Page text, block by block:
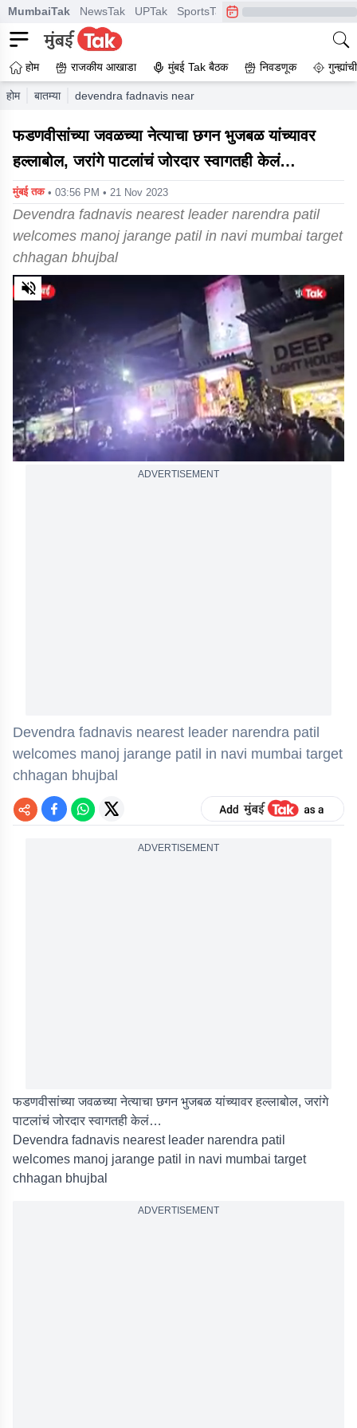
MumbaiTak NewsTak UPTak SportsTak CrimeTak
होम राजकीय आखाडा मुंबई Tak बैठक निवडणूक
होम बातम्या devendra fadnavis nearest leader narendra patil
फडणवीसांच्या जवळच्या नेत्याचा छगन भुजबळ यांच्यावर
हल्लाबोल, जरांगे पाटलांचं जोरदार स्वागतही केलं…
मुंबई तक • 03:56 PM • 21 Nov 2023
Devendra fadnavis nearest leader narendra patil
welcomes manoj jarange patil in navi mumbai target
chhagan bhujbal
0
of
ADVERTISEMENT
Devendra fadnavis nearest leader narendra patil
welcomes manoj jarange patil in navi mumbai target
chhagan bhujbal
ADVERTISEMENT
फडणवीसांच्या जवळच्या नेत्याचा छगन भुजबळ यांच्यावर हल्लाबोल, जरांगे
पाटलांचं जोरदार स्वागतही केलं…
Devendra fadnavis nearest leader narendra patil
welcomes manoj jarange patil in navi mumbai target
chhagan bhujbal
ADVERTISEMENT